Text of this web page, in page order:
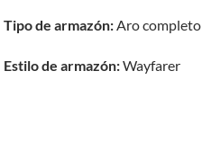
Tipo de armazón:Aro completo
Estilo de armazón:Wayfarer